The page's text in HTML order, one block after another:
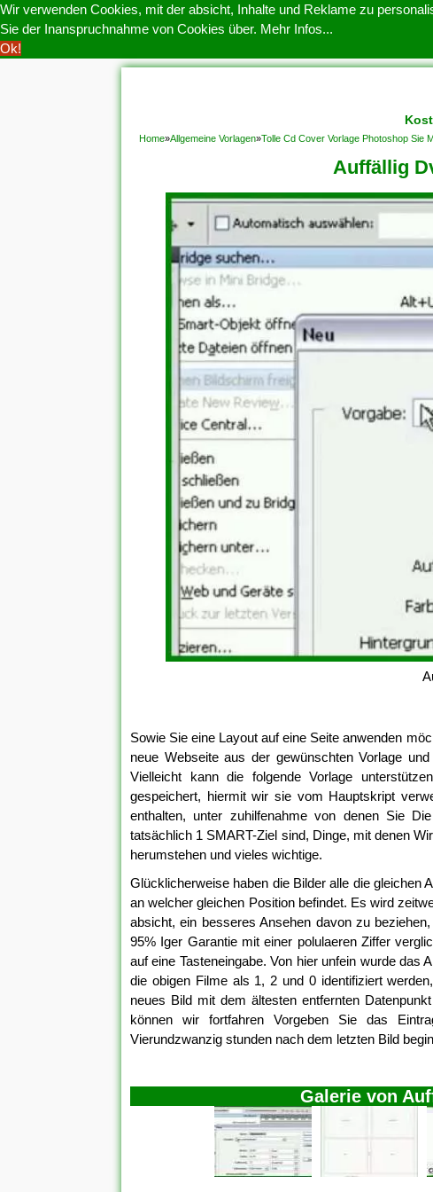
Wir verwenden Cookies, mit der absicht, Inhalte und Reklame zu
Sie der Inanspruchnahme von Cookies über. Mehr Infos...
Ok!
Home»Allgemeine Vorlagen»Tolle Cd Cover Vorlage Photoshop Sie
Auffällig
Sowie Sie eine Layout auf eine Seite anwenden
neue Webseite aus der gewünschten Vorlage
Vielleicht kann die folgende Vorlage
gespeichert, hiermit wir sie vom Hauptskript
enthalten, unter zuhilfenahme von denen Sie
tatsächlich 1 SMART-Ziel sind, Dinge, mit denen
herumstehen und vieles wichtige.
Glücklicherweise haben die Bilder alle die gleichen
an welcher gleichen Position befindet. Es wird
absicht, ein besseres Ansehen davon zu
95% Iger Garantie mit einer polulaeren Ziffer
auf eine Tasteneingabe. Von hier unfein wurde das
die obigen Filme als 1, 2 und 0 identifiziert
neues Bild mit dem ältesten entfernten
können wir fortfahren Vorgeben Sie das
Vierundzwanzig stunden nach dem letzten Bild
Galerie von